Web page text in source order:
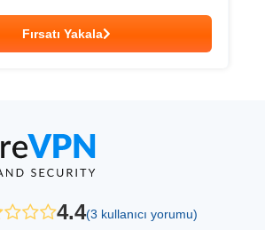
Fırsatı Yakala
4.4(3 kullanıcı yorumu)